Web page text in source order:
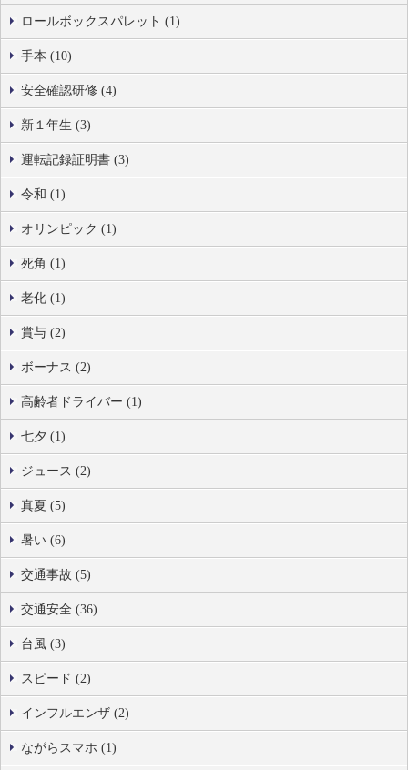
ロールボックスパレット (1)
手本 (10)
安全確認研修 (4)
新１年生 (3)
運転記録証明書 (3)
令和 (1)
オリンピック (1)
死角 (1)
老化 (1)
賞与 (2)
ボーナス (2)
高齢者ドライバー (1)
七夕 (1)
ジュース (2)
真夏 (5)
暑い (6)
交通事故 (5)
交通安全 (36)
台風 (3)
スピード (2)
インフルエンザ (2)
ながらスマホ (1)